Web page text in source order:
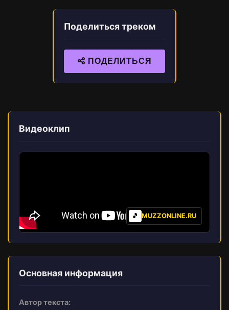
Поделиться треком
ПОДЕЛИТЬСЯ
Видеоклип
🎵 MUZZONLINE.RU
Основная информация
Автор текста: